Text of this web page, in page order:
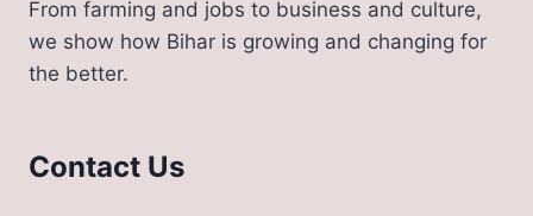
पिता
ने
From farming and jobs to business and culture,
we show how Bihar is growing and changing for
the better.
Contact Us